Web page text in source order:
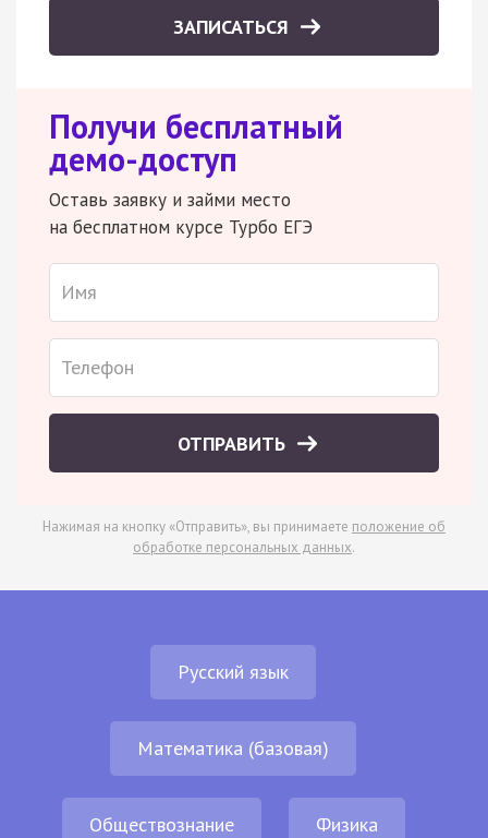
ЗАПИСАТЬСЯ
Получи бесплатный
демо-доступ
Оставь заявку и займи место
на бесплатном курсе Турбо ЕГЭ
ОТПРАВИТЬ
Нажимая на кнопку «Отправить», вы принимаете положение об
обработке персональных данных.
Русский язык
Математика (базовая)
Обществознание Физика